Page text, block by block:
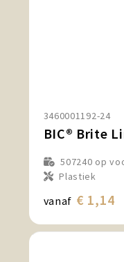
3460001192-24
BIC® Brite
507240 op
Plastiek
vanaf € 1,14